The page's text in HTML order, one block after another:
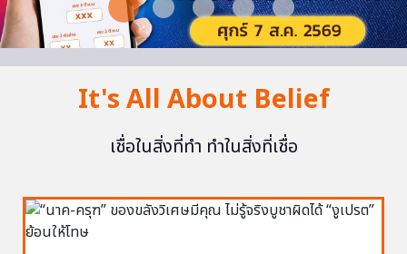
It's All About Belief
เชื่อในสิ่งที่ทำ ทำในสิ่งที่เชื่อ